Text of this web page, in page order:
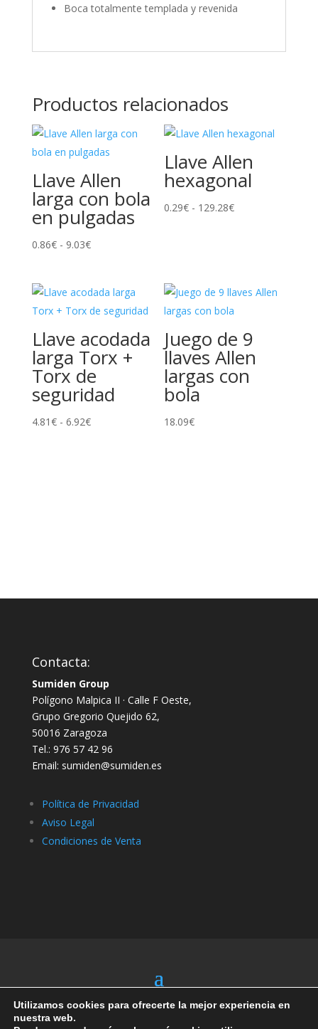
Boca totalmente templada y revenida
Productos relacionados
Llave Allen
larga con bola
en pulgadas
0.86€ - 9.03€Rango
desde
0.86€
hasta
9.03€
Llave Allen
hexagonal
0.29€ - 129.28€Rango
hasta
Llave acodada
larga Torx +
Torx de
seguridad
4.81€ - 6.92€Rango
Juego de 9
llaves Allen
largas con
bola
18.09€
Contacta:
Sumiden Group
Polígono Malpica II · Calle F Oeste,
Grupo Gregorio Quejido 62,
50016 Zaragoza
Tel.: 976 57 42 96
Email: sumiden@sumiden.es
Política de Privacidad
Aviso Legal
Condiciones de Venta
Utilizamos cookies para ofrecerte la mejor experiencia en
nuestra web.